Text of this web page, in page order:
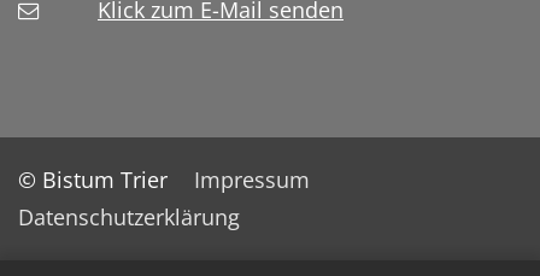
Klick zum E-Mail senden
© Bistum Trier
Impressum
Datenschutzerklärung